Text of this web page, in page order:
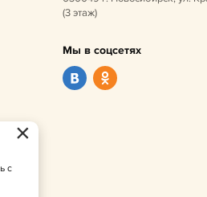
(3 этаж)
Мы в соцсетях
×
с